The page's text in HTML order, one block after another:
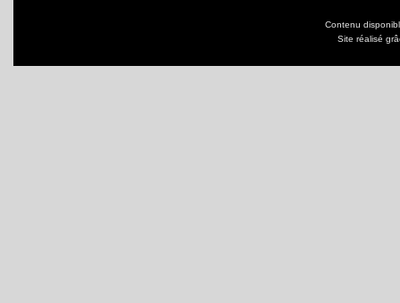
Contenu
Site réalisé